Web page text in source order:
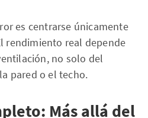
es centrarse únicamente
rendimiento real depende
no solo del
pared o el techo.
Más allá del